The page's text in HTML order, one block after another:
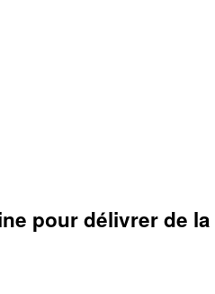
pour délivrer de la